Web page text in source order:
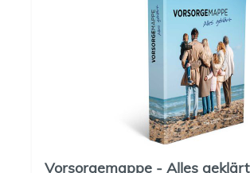
Vorsorgemappe - Alles geklärt